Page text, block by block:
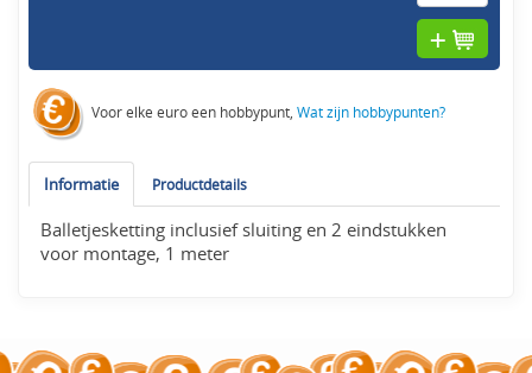
Voor elke euro een hobbypunt,Wat zijn hobbypunten?
Informatie Productdetails
Balletjesketting inclusief sluiting en 2 eindstukken
voor montage, 1 meter